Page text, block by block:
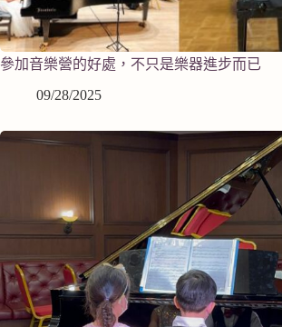
參加音樂營的好處，不只是樂器進步而已
09/28/2025